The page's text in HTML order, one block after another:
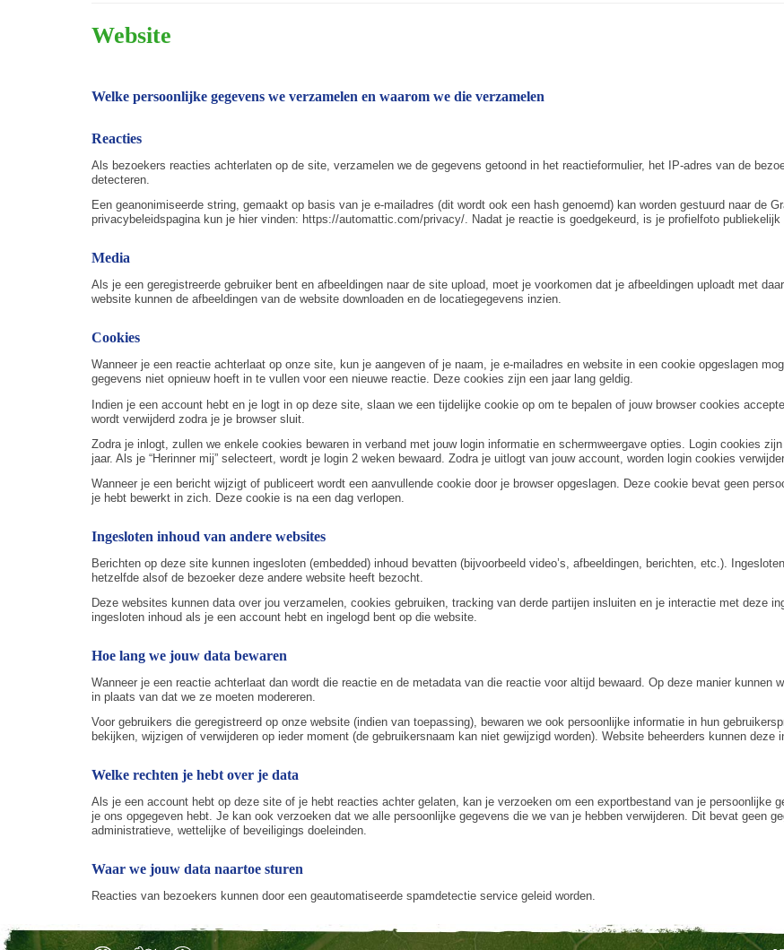
Website
Welke persoonlijke gegevens we verzamelen en waarom we die verzamelen
Reacties
Als bezoekers reacties achterlaten op de site, verzamelen we de gegevens getoond in het reactieformulier, het IP-adres van de
detecteren.
Een geanonimiseerde string, gemaakt op basis van je e-mailadres (dit wordt ook een hash genoemd) kan worden gestuurd naar de
privacybeleidspagina kun je hier vinden: https://automattic.com/privacy/. Nadat je reactie is goedgekeurd, is je profielfoto
Media
Als je een geregistreerde gebruiker bent en afbeeldingen naar de site upload, moet je voorkomen dat je afbeeldingen uploadt met
website kunnen de afbeeldingen van de website downloaden en de locatiegegevens inzien.
Cookies
Wanneer je een reactie achterlaat op onze site, kun je aangeven of je naam, je e-mailadres en website in een cookie opgeslagen
gegevens niet opnieuw hoeft in te vullen voor een nieuwe reactie. Deze cookies zijn een jaar lang geldig.
Indien je een account hebt en je logt in op deze site, slaan we een tijdelijke cookie op om te bepalen of jouw browser cookies
wordt verwijderd zodra je je browser sluit.
Zodra je inlogt, zullen we enkele cookies bewaren in verband met jouw login informatie en schermweergave opties. Login cookies
jaar. Als je “Herinner mij” selecteert, wordt je login 2 weken bewaard. Zodra je uitlogt van jouw account, worden login cookies
Wanneer je een bericht wijzigt of publiceert wordt een aanvullende cookie door je browser opgeslagen. Deze cookie bevat geen
je hebt bewerkt in zich. Deze cookie is na een dag verlopen.
Ingesloten inhoud van andere websites
Berichten op deze site kunnen ingesloten (embedded) inhoud bevatten (bijvoorbeeld video’s, afbeeldingen, berichten, etc.).
hetzelfde alsof de bezoeker deze andere website heeft bezocht.
Deze websites kunnen data over jou verzamelen, cookies gebruiken, tracking van derde partijen insluiten en je interactie met deze
ingesloten inhoud als je een account hebt en ingelogd bent op die website.
Hoe lang we jouw data bewaren
Wanneer je een reactie achterlaat dan wordt die reactie en de metadata van die reactie voor altijd bewaard. Op deze manier kunnen
in plaats van dat we ze moeten modereren.
Voor gebruikers die geregistreerd op onze website (indien van toepassing), bewaren we ook persoonlijke informatie in hun
bekijken, wijzigen of verwijderen op ieder moment (de gebruikersnaam kan niet gewijzigd worden). Website beheerders kunnen deze
Welke rechten je hebt over je data
Als je een account hebt op deze site of je hebt reacties achter gelaten, kan je verzoeken om een exportbestand van je persoonlijke
je ons opgegeven hebt. Je kan ook verzoeken dat we alle persoonlijke gegevens die we van je hebben verwijderen. Dit bevat geen
administratieve, wettelijke of beveiligings doeleinden.
Waar we jouw data naartoe sturen
Reacties van bezoekers kunnen door een geautomatiseerde spamdetectie service geleid worden.